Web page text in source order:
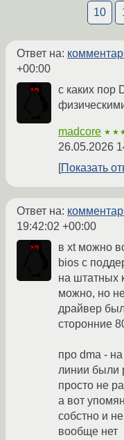
10
Ответ на:
+00:00
с каких пор
madcore
26.05.2026
Показать
Ответ на:
19:42:02 +00:00
в xt можно
bios с
на штатных
можно, но
драйвер
сторонние
про dma -
линии были
просто не
а вот
собстно и
вообще нет